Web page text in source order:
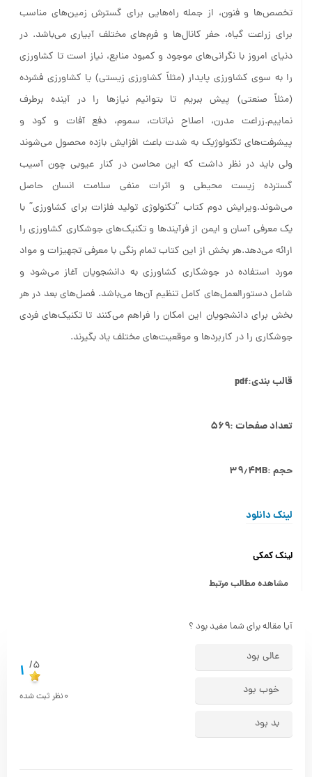
تخصص‌ها و فنون، از جمله راه‌هایی برای گسترش زمین‌های مناسب
برای زراعت گیاه، حفر کانال‌ها و فرم‌های مختلف آبیاری می‌باشد. در
دنیای امروز با نگرانی‌های موجود و کمبود منابع، نیاز است تا کشاورزی
را به سوی کشاورزی پایدار (مثلاً کشاورزی زیستی) یا کشاورزی فشرده
(مثلاً صنعتی) پیش ببریم تا بتوانیم نیازها را در آینده برطرف
نماییم.زراعت مدرن، اصلاح نباتات، سموم، دفع آفات و کود و
پیشرفت‌های تکنولوژیک به شدت باعث افزایش بازده محصول می‌شوند
ولی باید در نظر داشت که این محاسن در کنار عیوبی چون آسیب
گسترده زیست محیطی و اثرات منفی سلامت انسان حاصل
می‌شوند.ویرایش دوم کتاب “تکنولوژی تولید فلزات برای کشاورزی” با
یک معرفی آسان و ایمن از فرآیندها و تکنیک‌های جوشکاری کشاورزی را
ارائه می‌دهد.هر بخش از این کتاب تمام رنگی با معرفی تجهیزات و مواد
مورد استفاده در جوشکاری کشاورزی به دانشجویان آغاز می‌شود و
شامل دستورالعمل‌های کامل تنظیم آن‌ها می‌باشد. فصل‌های بعد در هر
بخش برای دانشجویان این امکان را فراهم می‌کنند تا تکنیک‌های فردی
جوشکاری را در کاربردها و موقعیت‌های مختلف یاد بگیرند.
قالب بندی:pdf
تعداد صفحات :۵۶۹
حجم :۳۹٫۴MB
لینک دانلود
لینک کمکی
مشاهده مطالب مرتبط
آیا مقاله برای شما مفید بود ؟
عالی بود
خوب بود
بد بود
5/
1
0نظر ثبت شده